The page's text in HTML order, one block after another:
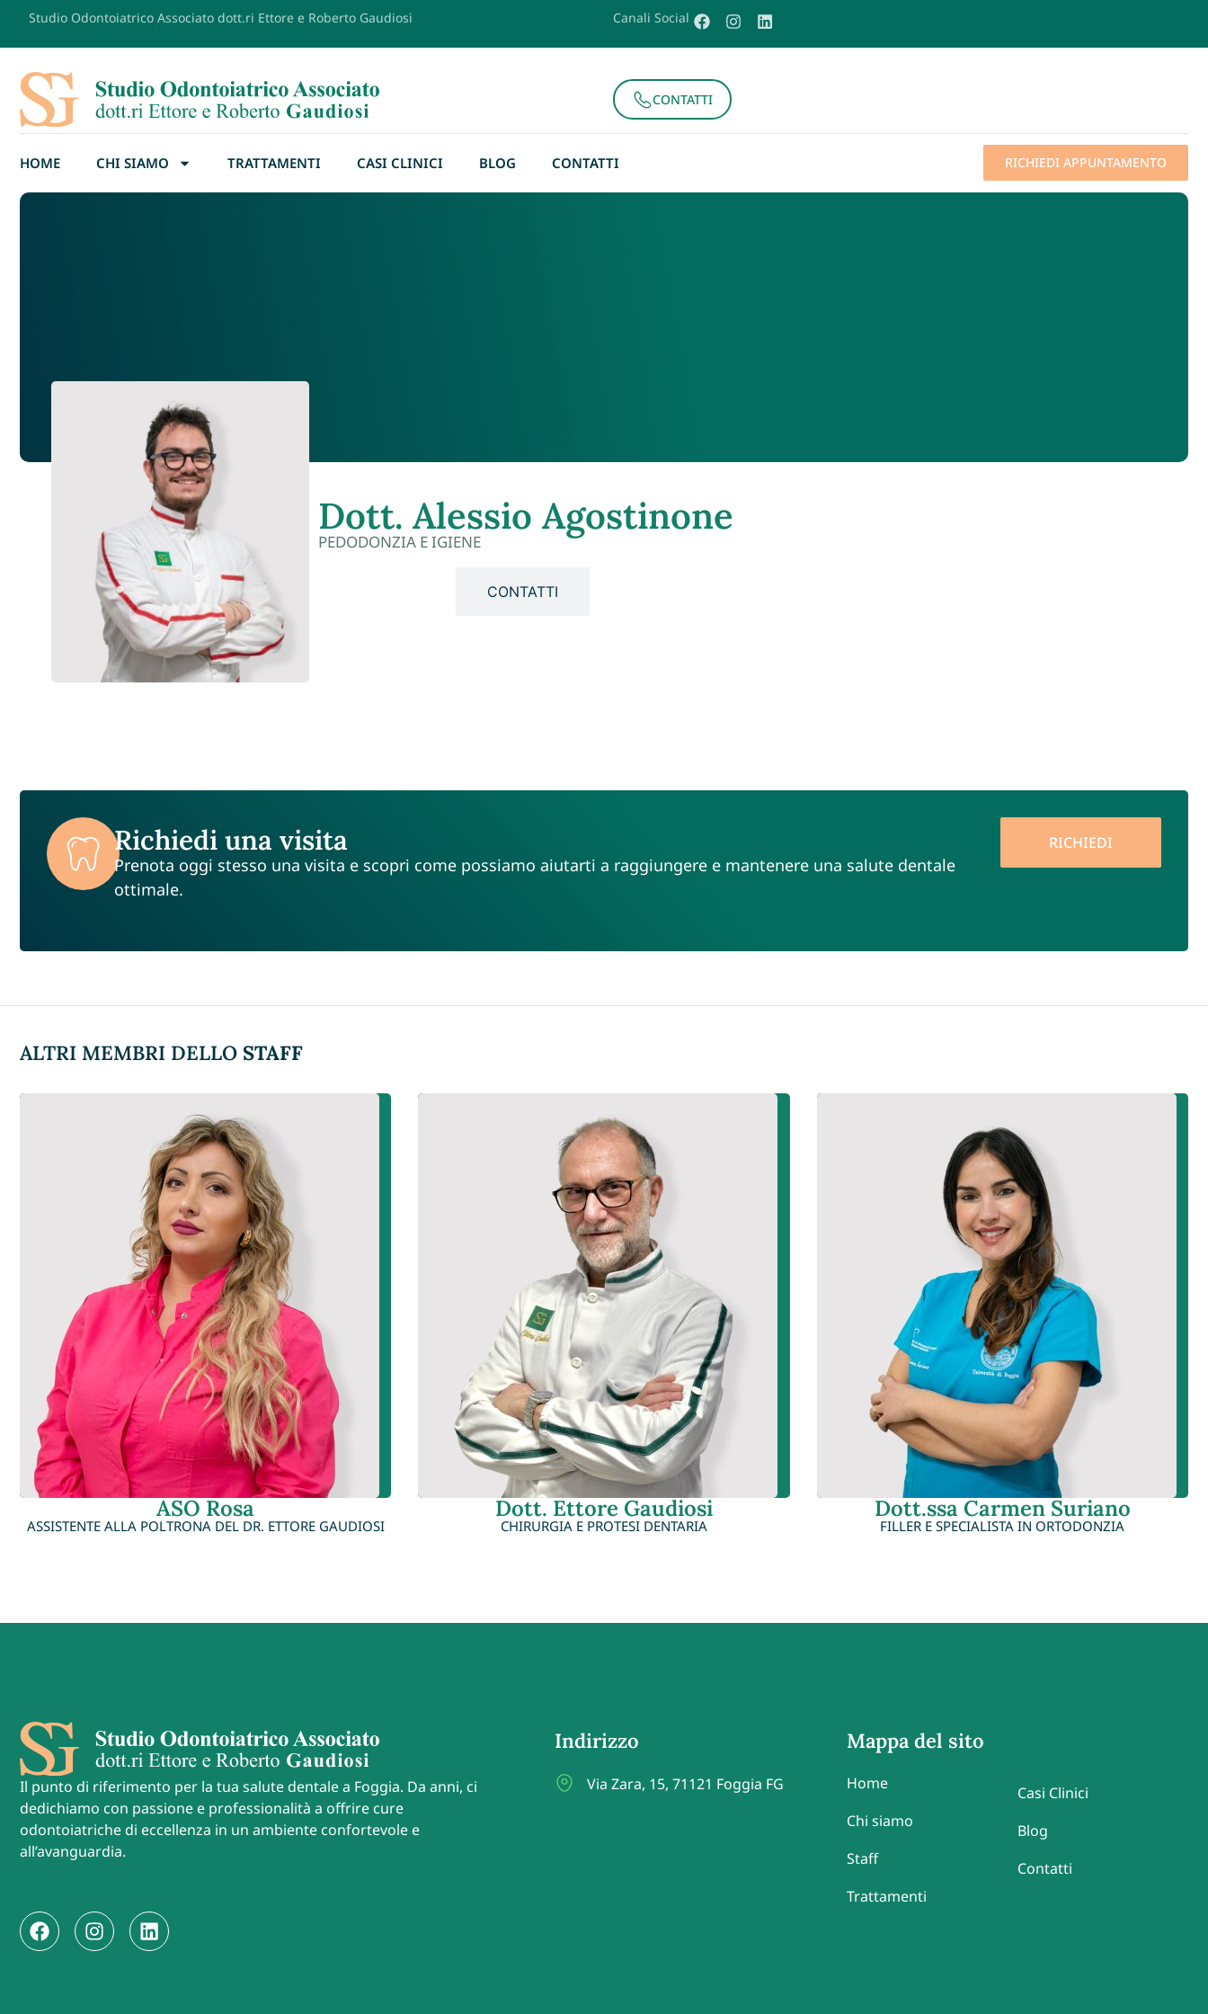
Studio Odontoiatrico Associato dott.ri Ettore e Roberto Gaudiosi Canali Social
CONTATTI
HOME CHI SIAMO TRATTAMENTI CASI CLINICI BLOG CONTATTI RICHIEDI APPUNTAMENTO
Dott. Alessio Agostinone
PEDODONZIA E IGIENE
CONTATTI
Richiedi una visita
Prenota oggi stesso una visita e scopri come possiamo aiutarti a raggiungere e mantenere una salute dentale
ottimale.
RICHIEDI
ALTRI MEMBRI DELLO STAFF
ASO Rosa
ASSISTENTE ALLA POLTRONA DEL DR. ETTORE GAUDIOSI
Dott. Ettore Gaudiosi
CHIRURGIA E PROTESI DENTARIA
Dott.ssa Carmen Suriano
FILLER E SPECIALISTA IN ORTODONZIA
Il punto di riferimento per la tua salute dentale a Foggia. Da anni, ci
dedichiamo con passione e professionalità a offrire cure
odontoiatriche di eccellenza in un ambiente confortevole e
all’avanguardia.
Indirizzo
Via Zara, 15, 71121 Foggia FG
Mappa del sito
Home
Chi siamo
Staff
Trattamenti
Casi Clinici
Blog
Contatti